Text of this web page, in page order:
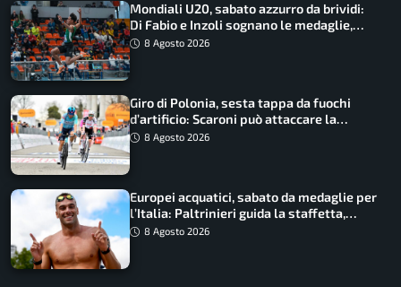
Mondiali U20, sabato azzurro da brividi:
Di Fabio e Inzoli sognano le medaglie,
Castellani e Succo in finale
8 Agosto 2026
Giro di Polonia, sesta tappa da fuochi
d’artificio: Scaroni può attaccare la
maglia di Lemmen
8 Agosto 2026
Europei acquatici, sabato da medaglie per
l’Italia: Paltrinieri guida la staffetta,
Barnabà sogna l’oro dalle grandi altezze
8 Agosto 2026